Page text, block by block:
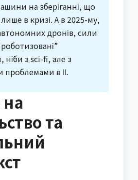
на зберіганні, що
в кризі. А в 2025-му,
дронів, сили
ніби з sci-fi, але з
в ІІ.
та